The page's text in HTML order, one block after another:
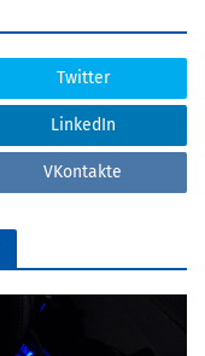
Twitter
LinkedIn
VKontakte